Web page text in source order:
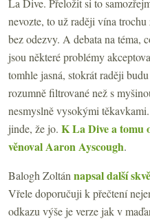
nevozte, to už raději vína
bez odezvy. A debata na téma,
jsou některé problémy
tomhle jasná, stokrát raději
rozumně filtrované než s
nesmyslně vysokými
jinde, že jo. K La Dive a tomu
věnoval Aaron Ayscough.
Balogh Zoltán napsal další
Vřele doporučuji k přečtení
odkazu výše je verze jak v